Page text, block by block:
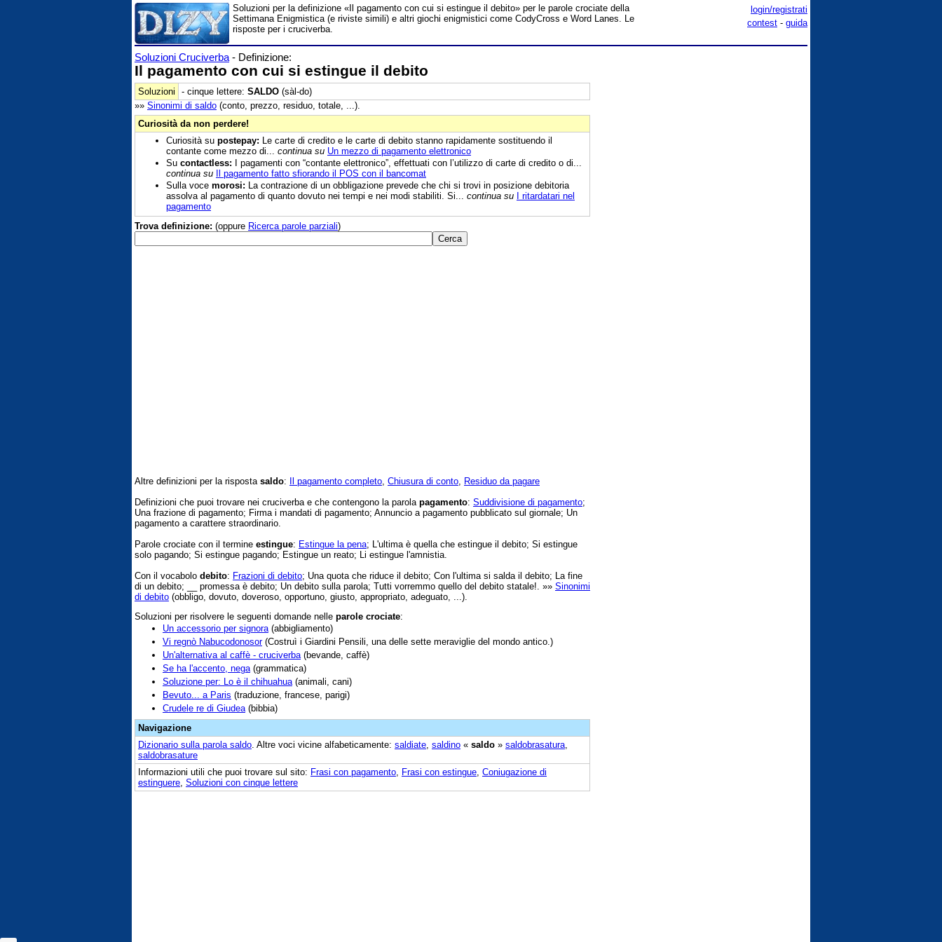
login/registrati
contest - guida
Soluzioni per la definizione «Il pagamento con cui si estingue il debito» per le parole crociate della
Settimana Enigmistica (e riviste simili) e altri giochi enigmistici come CodyCross e Word Lanes. Le
risposte per i cruciverba.
Soluzioni Cruciverba - Definizione:
Il pagamento con cui si estingue il debito
Soluzioni - cinque lettere: SALDO (sàl-do)
»» Sinonimi di saldo (conto, prezzo, residuo, totale, ...).
Curiosità da non perdere!
Curiosità su postepay: Le carte di credito e le carte di debito stanno rapidamente sostituendo il
contante come mezzo di... continua su Un mezzo di pagamento elettronico
Su contactless: I pagamenti con “contante elettronico”, effettuati con l’utilizzo di carte di credito o di...
continua su Il pagamento fatto sfiorando il POS con il bancomat
Sulla voce morosi: La contrazione di un obbligazione prevede che chi si trovi in posizione debitoria
assolva al pagamento di quanto dovuto nei tempi e nei modi stabiliti. Si... continua su I ritardatari nel
pagamento
Trova definizione: (oppure Ricerca parole parziali)
Altre definizioni per la risposta saldo: Il pagamento completo Chiusura di conto Residuo da pagare
Definizioni che puoi trovare nei cruciverba e che contengono la parola pagamento: Suddivisione di pagamento;
Una frazione di pagamento; Firma i mandati di pagamento; Annuncio a pagamento pubblicato sul giornale; Un
pagamento a carattere straordinario.
Parole crociate con il termine estingue: Estingue la pena; L'ultima è quella che estingue il debito; Si estingue
solo pagando; Si estingue pagando; Estingue un reato; Li estingue l'amnistia.
Con il vocabolo debito: Frazioni di debito; Una quota che riduce il debito; Con l'ultima si salda il debito; La fine
di un debito; __ promessa è debito; Un debito sulla parola; Tutti vorremmo quello del debito statale!. »» Sinonimi
di debito (obbligo, dovuto, doveroso, opportuno, giusto, appropriato, adeguato, ...).
Soluzioni per risolvere le seguenti domande nelle parole crociate:
Un accessorio per signora (abbigliamento)
Vi regnò Nabucodonosor(Costruì i Giardini Pensili, una delle sette meraviglie del mondo antico.)
Un'alternativa al caffè - cruciverba (bevande, caffè)
Se ha l'accento, nega (grammatica)
Soluzione per: Lo è il chihuahua (animali, cani)
Bevuto... a Paris (traduzione, francese, parigi)
Crudele re di Giudea (bibbia)
Navigazione
Dizionario sulla parola saldo . Altre voci vicine alfabeticamente: saldiate saldino « saldo » saldobrasatura
saldobrasature
Informazioni utili che puoi trovare sul sito: Frasi con pagamento Frasi con estingue Coniugazione di
estinguere Soluzioni con cinque lettere